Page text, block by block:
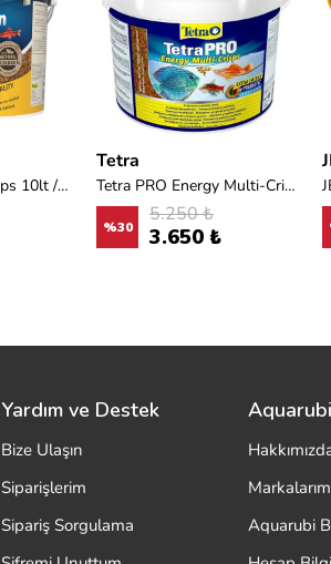
Tetra TetraMin Crisps 10lt / 2kg
Tetra
Tetra PRO Energy Multi-Crisps 10lt / 2100gr
%30
5.250 ₺
3.650 ₺
Yardım ve Destek
Bize Ulaşın
Siparişlerim
Sipariş Sorgulama
Aquarubi